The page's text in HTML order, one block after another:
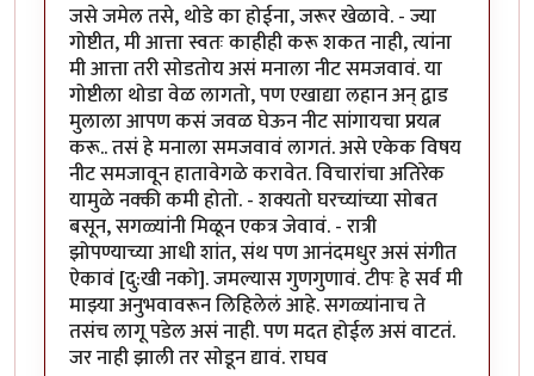
जसे जमेल तसे, थोडे का होईना, जरूर खेळावे. - ज्या
गोष्टीत, मी आत्ता स्वतः काहीही करू शकत नाही, त्यांना
मी आत्ता तरी सोडतोय असं मनाला नीट समजवावं. या
गोष्टीला थोडा वेळ लागतो, पण एखाद्या लहान अन् द्वाड
मुलाला आपण कसं जवळ घेऊन नीट सांगायचा प्रयत्न
करू.. तसं हे मनाला समजवावं लागतं. असे एकेक विषय
नीट समजावून हातावेगळे करावेत. विचारांचा अतिरेक
यामुळे नक्की कमी होतो. - शक्यतो घरच्यांच्या सोबत
बसून, सगळ्यांनी मिळून एकत्र जेवावं. - रात्री
झोपण्याच्या आधी शांत, संथ पण आनंदमधुर असं संगीत
ऐकावं [दु:खी नको]. जमल्यास गुणगुणावं. टीपः हे सर्व मी
माझ्या अनुभवावरून लिहिलेलं आहे. सगळ्यांनाच ते
तसंच लागू पडेल असं नाही. पण मदत होईल असं वाटतं.
जर नाही झाली तर सोडून द्यावं. राघव